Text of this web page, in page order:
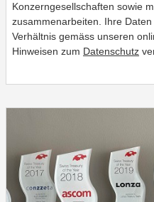
Konzerngesellschaften sowie
zusammenarbeiten. Ihre
Verhältnis gemäss unseren
Hinweisen zum Datenschutz